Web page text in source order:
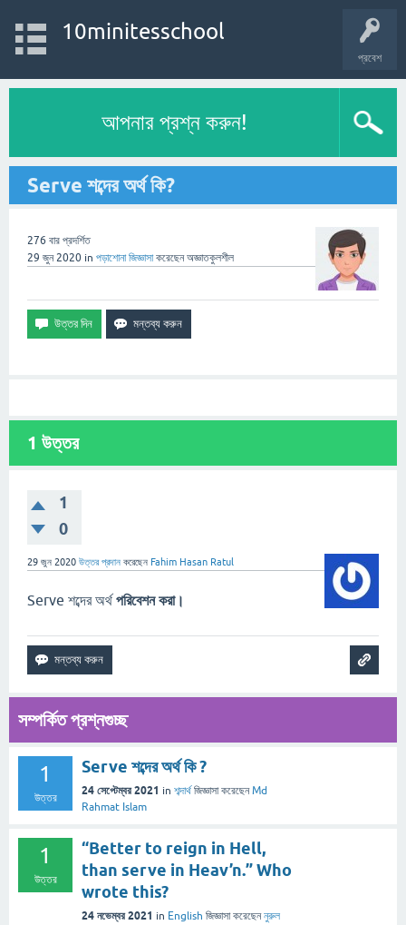
প্রবেশ
10minitesschool
আপনার প্রশ্ন করুন!
Serve শব্দের অর্থ কি?
276 বার প্রদর্শিত
29 জুন 2020 in পড়াশোনা জিজ্ঞাসা করেছেনঅজ্ঞাতকুলশীল
1 উত্তর
1
0
29 জুন 2020 উত্তর প্রদান করেছেন Fahim Hasan Ratul
Serve শব্দের অর্থপরিবেশন করা।
সম্পর্কিত প্রশ্নগুচ্ছ
1
উত্তর
Serve শব্দের অর্থ কি ?
24 সেপ্টেম্বর 2021 in শব্দার্থ জিজ্ঞাসা করেছেনMd
Rahmat Islam
1
উত্তর
“Better to reign in Hell,
than serve in Heav’n.” Who
wrote this?
24 নভেম্বর 2021 in English জিজ্ঞাসা করেছেননুরুল